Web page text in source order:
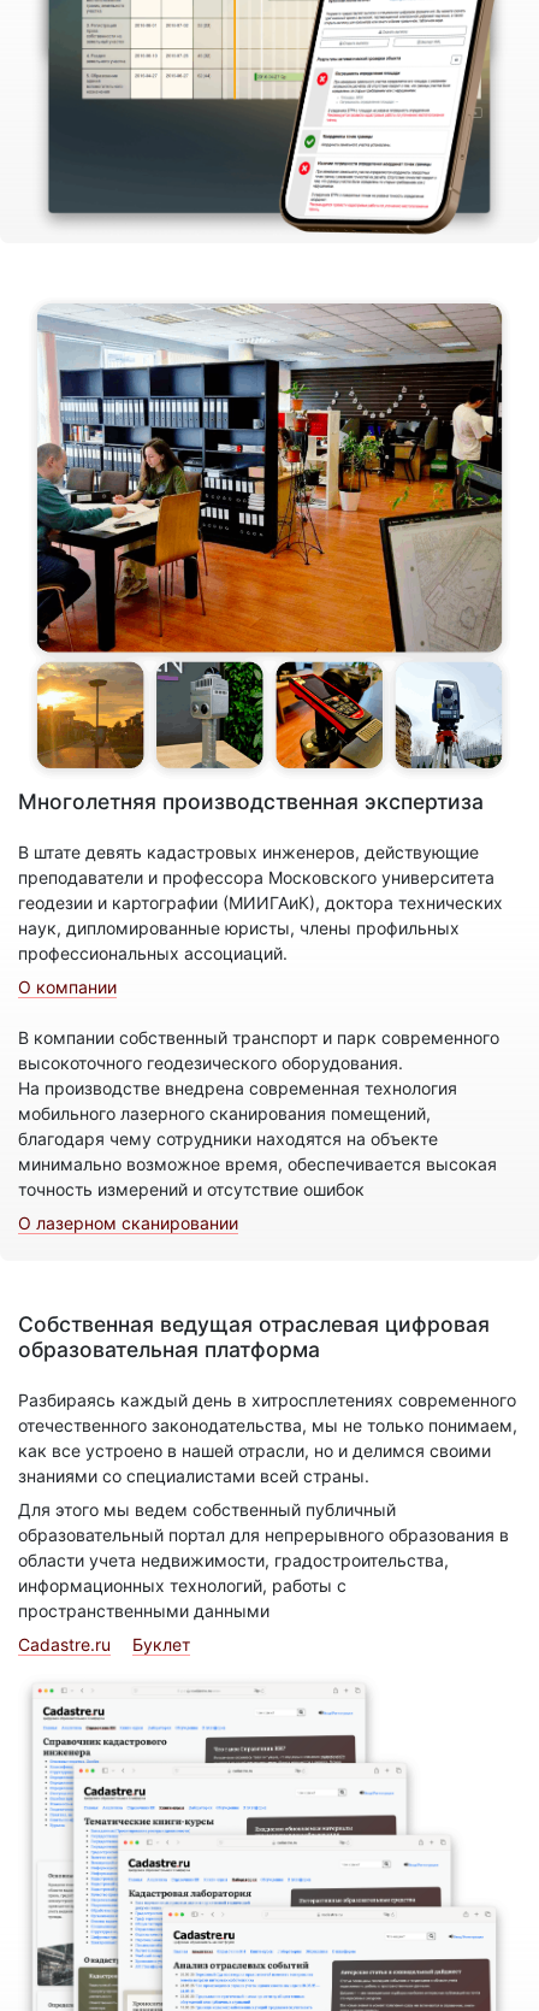
Многолетняя производственная экспертиза
В штате девять кадастровых инженеров, действующие
преподаватели и профессора Московского университета
геодезии и картографии (МИИГАиК), доктора технических
наук, дипломированные юристы, члены профильных
профессиональных ассоциаций.
О компании
В компании собственный транспорт и парк современного
высокоточного геодезического оборудования.
На производстве внедрена современная технология
мобильного лазерного сканирования помещений,
благодаря чему сотрудники находятся на объекте
минимально возможное время, обеспечивается высокая
точность измерений и отсутствие ошибок
О лазерном сканировании
Собственная ведущая отраслевая цифровая
образовательная платформа
Разбираясь каждый день в хитросплетениях современного
отечественного законодательства, мы не только понимаем,
как все устроено в нашей отрасли, но и делимся своими
знаниями со специалистами всей страны.
Для этого мы ведем собственный публичный
образовательный портал для непрерывного образования в
области учета недвижимости, градостроительства,
информационных технологий, работы с
пространственными данными
Cadastre.ru
Буклет